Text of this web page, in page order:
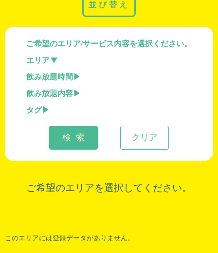
ご希望のエリア/サービス内容を選択ください。
エリア
飲み放題時間
飲み放題内容
タグ
クリア
検 索
並び替え
ご希望のエリアを選択してください。
このエリアには登録データがありません。